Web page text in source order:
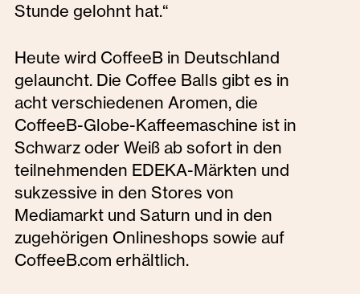
Stunde gelohnt hat.“
Heute wird CoffeeB in Deutschland
gelauncht. Die Coffee Balls gibt es in
acht verschiedenen Aromen, die
CoffeeB-Globe-Kaffeemaschine ist in
Schwarz oder Weiß ab sofort in den
teilnehmenden EDEKA-Märkten und
sukzessive in den Stores von
Mediamarkt und Saturn und in den
zugehörigen Onlineshops sowie auf
CoffeeB.com erhältlich.